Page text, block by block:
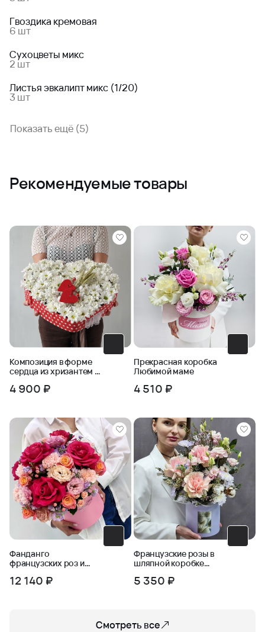
Гвоздика кремовая
6 шт
Сухоцветы микс
2 шт
Листья эвкалипт микс (1/20)
3 шт
Показать ещё (5)
Рекомендуемые товары
Композиция в форме
сердца из хризантем и
4 900 ₽
Прекрасная коробка
Любимой маме
4 510 ₽
Фанданго
французских роз и
12 140 ₽
Французские розы в
шляпной коробке
5 350 ₽
Смотреть все